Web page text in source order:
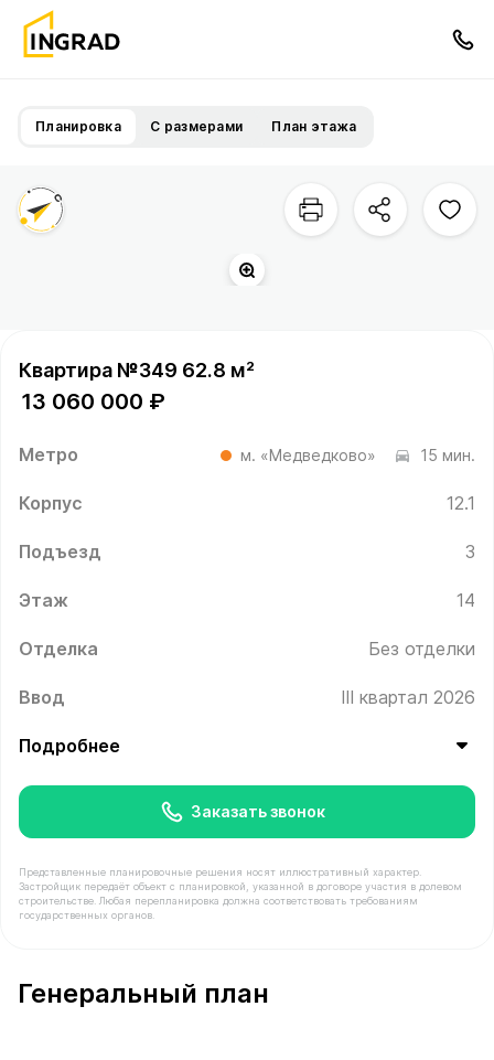
Планировка С размерами План этажа
Квартира №349 62.8 м²
13 060 000 ₽
Метро м. «Медведково» 15 мин.
Корпус 12.1
Подъезд 3
Этаж 14
Отделка Без отделки
Ввод III квартал 2026
Подробнее
Заказать звонок
Представленные планировочные решения носят иллюстративный характер.
Застройщик передаёт объект с планировкой, указанной в договоре участия в долевом
строительстве. Любая перепланировка должна соответствовать требованиям
государственных органов.
Генеральный план